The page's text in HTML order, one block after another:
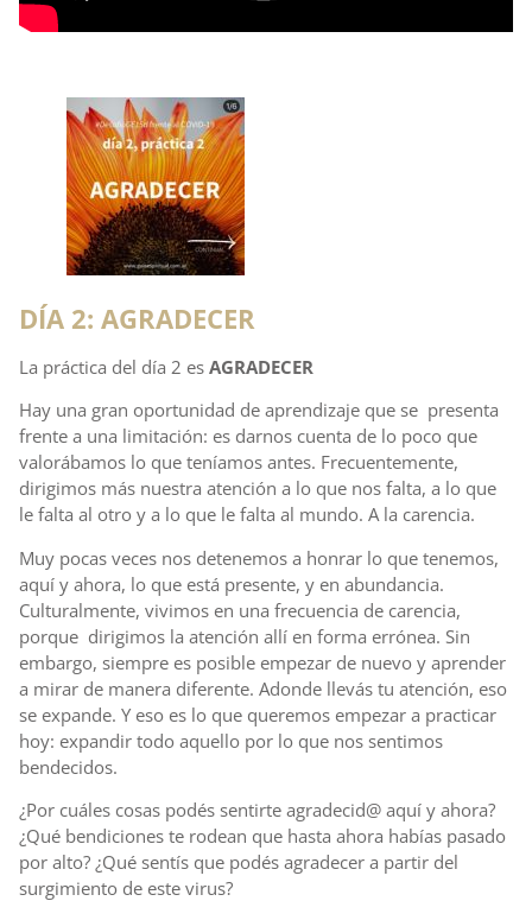
DÍA 2: AGRADECER
La práctica del día 2 es AGRADECER
Hay una gran oportunidad de aprendizaje que se presenta
frente a una limitación: es darnos cuenta de lo poco que
valorábamos lo que teníamos antes. Frecuentemente,
dirigimos más nuestra atención a lo que nos falta, a lo que
le falta al otro y a lo que le falta al mundo. A la carencia.
Muy pocas veces nos detenemos a honrar lo que tenemos,
aquí y ahora, lo que está presente, y en abundancia.
Culturalmente, vivimos en una frecuencia de carencia,
porque dirigimos la atención allí en forma errónea. Sin
embargo, siempre es posible empezar de nuevo y aprender
a mirar de manera diferente. Adonde llevás tu atención, eso
se expande. Y eso es lo que queremos empezar a practicar
hoy: expandir todo aquello por lo que nos sentimos
bendecidos.
¿Por cuáles cosas podés sentirte agradecid@ aquí y ahora?
¿Qué bendiciones te rodean que hasta ahora habías pasado
por alto? ¿Qué sentís que podés agradecer a partir del
surgimiento de este virus?